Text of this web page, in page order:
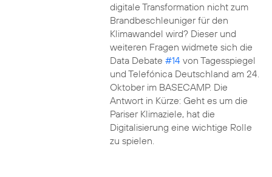
digitale Transformation nicht zum
Brandbeschleuniger für den
Klimawandel wird? Dieser und
weiteren Fragen widmete sich die
Data Debate #14von Tagesspiegel
und Telefónica Deutschland am 24.
Oktober im BASECAMP. Die
Antwort in Kürze: Geht es um die
Pariser Klimaziele, hat die
Digitalisierung eine wichtige Rolle
zu spielen.